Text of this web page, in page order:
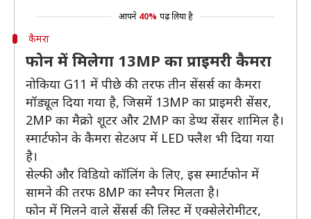
आपने 40% पढ़ लिया है
कैमरा
फोन में मिलेगा 13MP का प्राइमरी कैमरा
नोकिया G11 में पीछे की तरफ तीन सेंसर्स का कैमरा
मॉड्यूल दिया गया है, जिसमें 13MP का प्राइमरी सेंसर,
2MP का मैक्रो शूटर और 2MP का डेप्थ सेंसर शामिल है।
स्मार्टफोन के कैमरा सेटअप में LED फ्लैश भी दिया गया
है।
सेल्फी और विडियो कॉलिंग के लिए, इस स्मार्टफोन में
सामने की तरफ 8MP का स्नैपर मिलता है।
फोन में मिलने वाले सेंसर्स की लिस्ट में एक्सेलेरोमीटर,